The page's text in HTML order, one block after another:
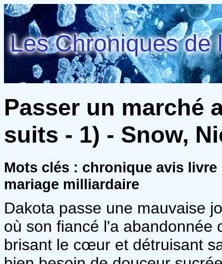
Les Chroniques de
Passer un marché
suits - 1) - Snow,
Mots clés : chronique avis
mariage milliardaire
Dakota passe une mauvaise
où son fiancé l'a abandonnée
brisant le cœur et détruisant